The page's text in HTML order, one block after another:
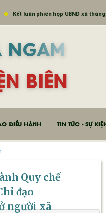
Kết luận phiên họp UBND xã tháng 9
NGAM
BIÊN
ĐIỀU HÀNH TIN TỨC - SỰ
Quy chế
đạo
người xã